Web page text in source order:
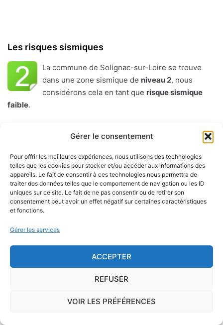
Gérer le consentement
Pour offrir les meilleures expériences, nous utilisons des technologies
telles que les cookies pour stocker et/ou accéder aux informations des
appareils. Le fait de consentir à ces technologies nous permettra de
traiter des données telles que le comportement de navigation ou les ID
uniques sur ce site. Le fait de ne pas consentir ou de retirer son
consentement peut avoir un effet négatif sur certaines caractéristiques
et fonctions.
Gérer les services
ACCEPTER
REFUSER
VOIR LES PRÉFÉRENCES
Les risques sismiques
La commune de Solignac-sur-Loire se trouve
dans une zone sismique de niveau 2, nous
considérons cela en tant que risque sismique
faible.
Un nouveau zonage sismique de la France a été décidé en
5 zones de sismicité croissante
avec des
préconisations différentes existent désormais, les
préconisation y afférant sont détaillées dans le code de
l'environnement. Cette classification se fonde en
particulier sur l'étude de l'aléa sismique c'est-à-dire la
probabilité d'un séisme dans une région donnée sur une
sismicité très faible sans prescription spécifique pour les
constructions dites "à risque normal". Les zones 2 à 5 (aléa
sisimique faible, modéré, moyen ou fort) où des règles de
dits "à risque normal".